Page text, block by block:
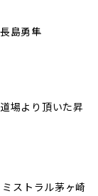
島勇隼
場より頂いた昇
ストラル茅ヶ崎